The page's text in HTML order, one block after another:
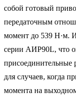
собой готовый
передаточным
момент до 539 Н·м.
серии АИР90L, что
присоединительные
для случаев, когда
момента на